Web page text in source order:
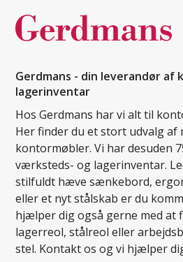
Gerdmans - din leverandør af
lagerinventar
Hos Gerdmans har vi alt til
Her finder du et stort udvalg af
kontormøbler. Vi har desuden
værksteds- og lagerinventar.
stilfuldt hæve sænkebord,
eller et nyt stålskab er du
hjælper dig også gerne med at
lagerreol, stålreol eller
stel. Kontakt os og vi hjælper